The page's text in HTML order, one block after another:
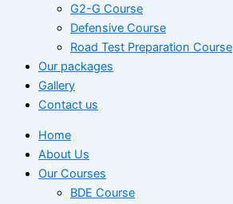
G2-G Course
Defensive Course
Road Test Preparation Course
Our packages
Gallery
Contact us
Home
About Us
Our Courses
BDE Course